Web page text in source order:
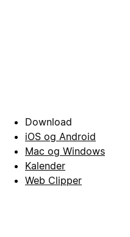
Download
iOS og Android
Mac og Windows
Kalender
Web Clipper